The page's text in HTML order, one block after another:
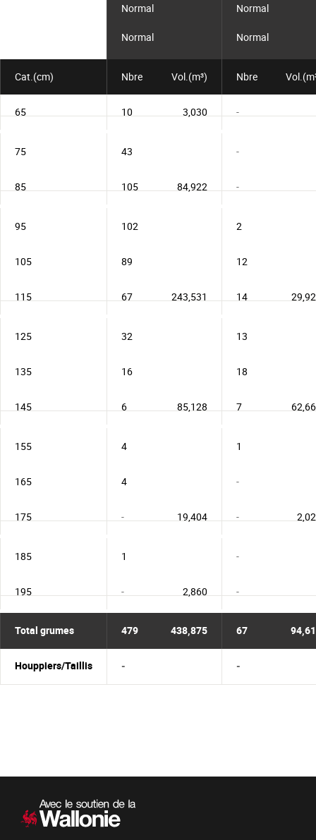
Normal Normal
Normal Normal
Cat.(cm) Nbre Vol.(m³) Nbre
65 10 -
3,030
75 43 -
85 105 -
84,922
95 102 2
105 89 12
115 67 14
243,531
125 32 13
135 16 18
145 6 7
85,128
155 4 1
165 4 -
175 - -
19,404
185 1 -
195 - -
2,860
Total grumes 479 438,875 67
Houppiers/Taillis - -
Navigation